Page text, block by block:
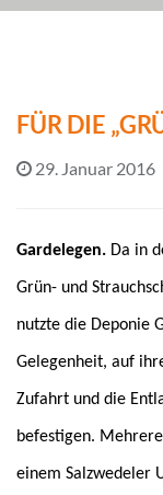
FÜR DIE
29. Januar 2016
Gardelegen. Da in
Grün- und
nutzte die Deponie
Gelegenheit, auf
Zufahrt und die
befestigen.
einem Salzwedeler